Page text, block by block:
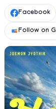
Facebook
Follow on